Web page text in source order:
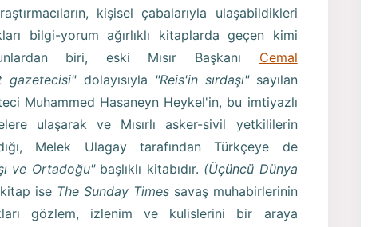
kişisel çabalarıyla ulaşabildikleri
bilgi-yorum ağırlıklı kitaplarda geçen kimi
biri, eski Mısır Başkanı Cemal
gazetecisi" dolayısıyla "Reis'in sırdaşı" sayılan
Muhammed Hasaneyn Heykel'in, bu imtiyazlı
ulaşarak ve Mısırlı asker-sivil yetkililerin
Melek Ulagay tarafından Türkçeye de
ve Ortadoğu"başlıklı kitabıdır. (Üçüncü Dünya
ise The Sunday Timessavaş muhabirlerinin
gözlem, izlenim ve kulislerini bir araya